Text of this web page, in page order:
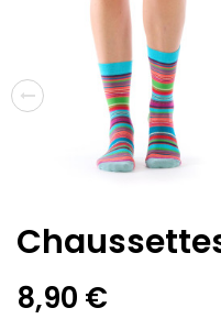
8,90 €